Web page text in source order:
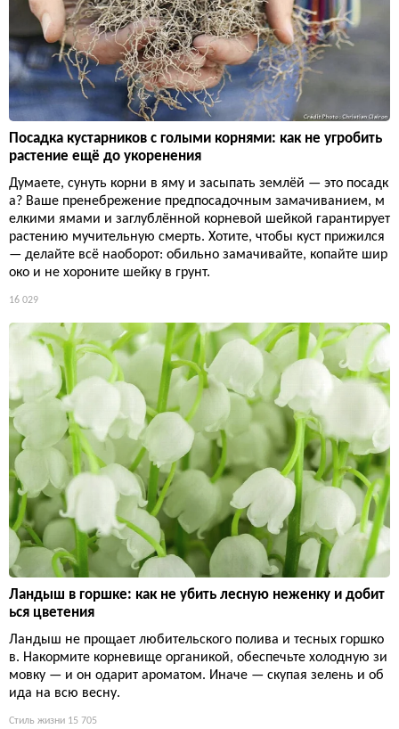
Посадка кустарников с голыми корнями: как не угробить
растение ещё до укоренения
Думаете, сунуть корни в яму и засыпать землёй — это посадк
а? Ваше пренебрежение предпосадочным замачиванием, м
елкими ямами и заглублённой корневой шейкой гарантирует
растению мучительную смерть. Хотите, чтобы куст прижился
— делайте всё наоборот: обильно замачивайте, копайте шир
око и не хороните шейку в грунт.
16 029
Ландыш в горшке: как не убить лесную неженку и добит
ься цветения
Ландыш не прощает любительского полива и тесных горшко
в. Накормите корневище органикой, обеспечьте холодную зи
мовку — и он одарит ароматом. Иначе — скупая зелень и об
ида на всю весну.
Стиль жизни 15 705